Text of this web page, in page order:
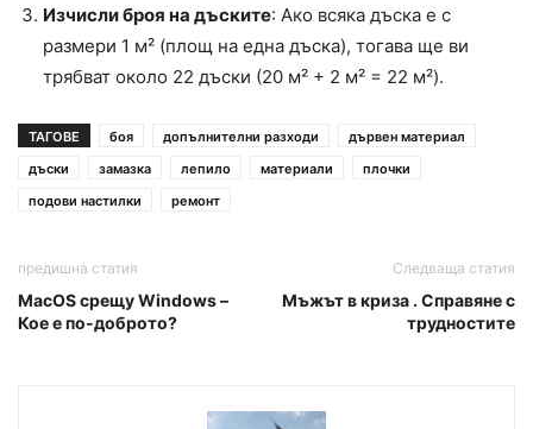
Изчисли броя на дъските: Ако всяка дъска е с
размери 1 м² (площ на една дъска), тогава ще ви
трябват около 22 дъски (20 м² + 2 м² = 22 м²).
ТАГОВЕ боя допълнителни разходи
дървен материал
дъски
замазка лепило материали
плочки
подови настилки
ремонт
предишна статия
MacOS срещу Windows –
Кое е по-доброто?
Следваща статия
Мъжът в криза . Справяне с
трудностите